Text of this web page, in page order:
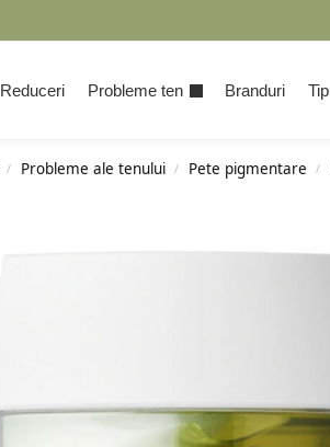
Reduceri Probleme ten Branduri
/ Probleme ale tenului / Pete pigmentare /